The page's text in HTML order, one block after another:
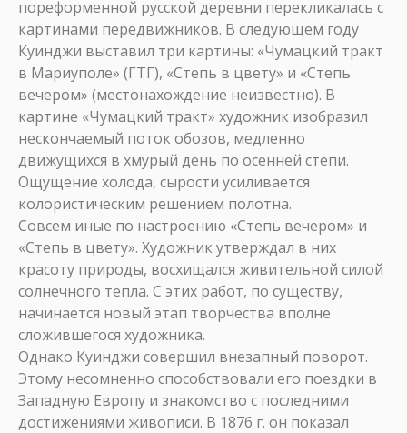
пореформенной русской деревни перекликалась с
картинами передвижников. В следующем году
Куинджи выставил три картины: «Чумацкий тракт
в Мариуполе» (ГТГ), «Степь в цвету» и «Степь
вечером» (местонахождение неизвестно). В
картине «Чумацкий тракт» художник изобразил
нескончаемый поток обозов, медленно
движущихся в хмурый день по осенней степи.
Ощущение холода, сырости усиливается
колористическим решением полотна.
Совсем иные по настроению «Степь вечером» и
«Степь в цвету». Художник утверждал в них
красоту природы, восхищался живительной силой
солнечного тепла. С этих работ, по существу,
начинается новый этап творчества вполне
сложившегося художника.
Однако Куинджи совершил внезапный поворот.
Этому несомненно способствовали его поездки в
Западную Европу и знакомство с последними
достижениями живописи. В 1876 г. он показал